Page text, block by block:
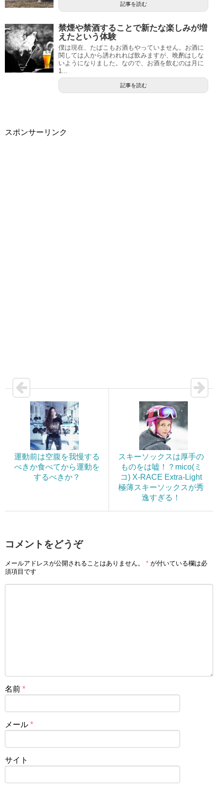
記事を読む
禁煙や禁酒することで新たな楽しみが増
えたという体験
僕は現在、たばこもお酒もやっていません。お酒に
関しては人から誘われれば飲みますが、晩酌はしな
いようになりました。なので、お酒を飲むのは月に
1...
記事を読む
スポンサーリンク
運動前は空腹を我慢する
べきか食べてから運動を
するべきか？
スキーソックスは厚手の
ものをは嘘！？mico(ミ
コ) X-RACE Extra-Light
極薄スキーソックスが秀
逸すぎる！
コメントをどうぞ
メールアドレスが公開されることはありません。 * が付いている欄は必
須項目です
名前 *
メール *
サイト